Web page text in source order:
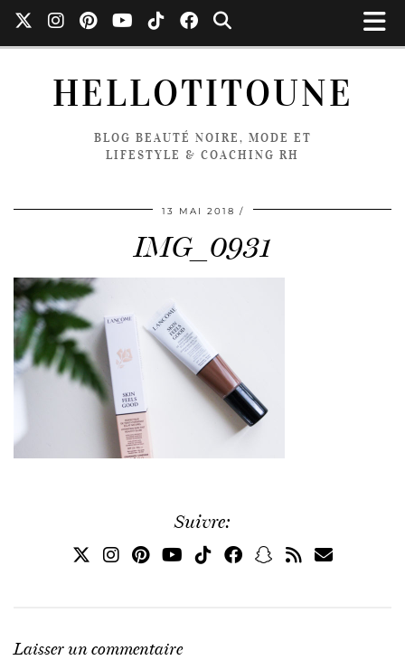
HELLOTITOUNE
BLOG BEAUTÉ NOIRE, MODE ET
LIFESTYLE & COACHING RH
13 MAI 2018
IMG_0931
Suivre:
Laisser un commentaire